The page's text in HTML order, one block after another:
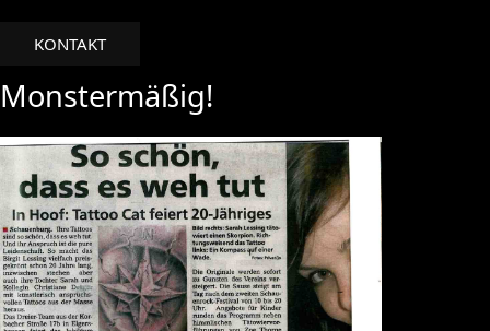
KONTAKT
Monstermäßig!